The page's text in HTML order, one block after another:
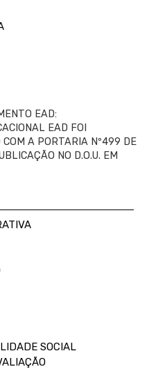
EAD:
EAD FOI
COM A PORTARIA Nº499 DE
NO D.O.U. EM
SOCIAL